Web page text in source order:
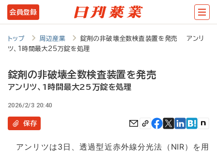
メ
イ
テ
ツ
に
会員登録
トップ 周辺産業
錠剤の非破壊全数検査装置を発売 アンリ
ツ、1時間最大25万錠を処理
錠剤の非破壊全数検査装置を発売
アンリツ、1時間最大25万錠を処理
2026/2/3 20:40
保存
アンリツは3日、透過型近赤外線分光法（NIR）を用